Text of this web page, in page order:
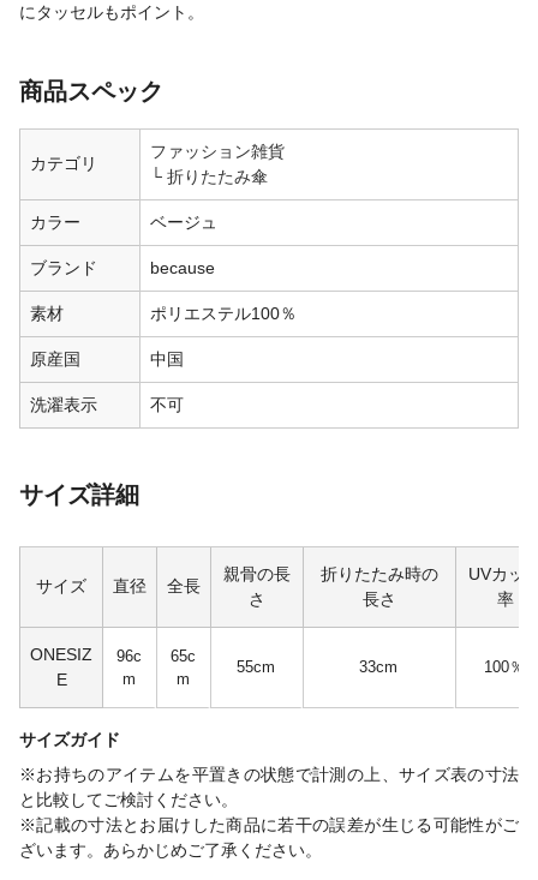
にタッセルもポイント。
商品スペック
カテゴリ
ファッション雑貨
折りたたみ傘
カラー ベージュ
ブランド because
素材 ポリエステル100％
原産国 中国
洗濯表示 不可
サイズ詳細
サイズ 直径 全長
親骨の長
さ
折りたたみ時の
長さ
UVカッ
率
ONESIZ
E
96c
m
65c
m
55cm 33cm 100％
サイズガイド
※お持ちのアイテムを平置きの状態で計測の上、サイズ表の寸法
と比較してご検討ください。
※記載の寸法とお届けした商品に若干の誤差が生じる可能性がご
ざいます。あらかじめご了承ください。